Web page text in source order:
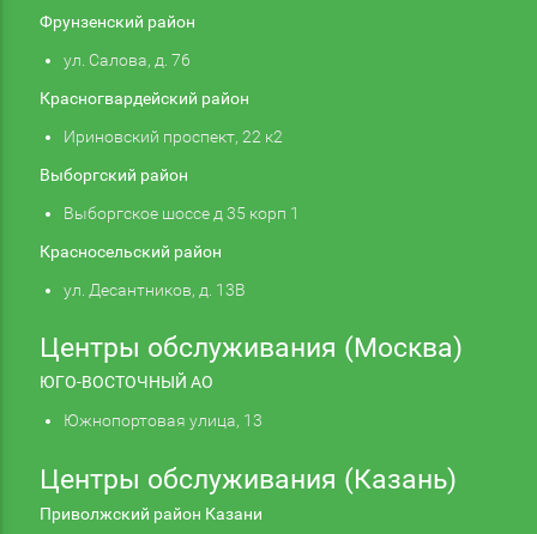
Фрунзенский район
ул. Салова, д. 76
Красногвардейский район
Ириновский проспект, 22 к2
Выборгский район
Выборгское шоссе д 35 корп 1
Красносельский район
ул. Десантников, д. 13В
Центры обслуживания (Москва)
ЮГО-ВОСТОЧНЫЙ АО
Южнопортовая улица, 13
Центры обслуживания (Казань)
Приволжский район Казани